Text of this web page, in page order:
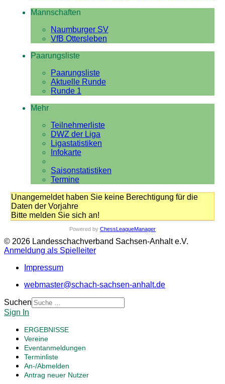
Mannschaften
Naumburger SV
VfB Ottersleben
Paarungsliste
Paarungsliste
Aktuelle Runde
Runde 1
Mehr
Teilnehmerliste
DWZ der Liga
Ligastatistiken
Infokarte
Saisonstatistiken
Termine
Unangemeldet haben Sie keine Berechtigung für die
Daten der Vorjahre
Bitte melden Sie sich an!
Powered by ChessLeagueManager
© 2026 Landesschachverband Sachsen-Anhalt e.V.
Anmeldung als Spielleiter
Impressum
webmaster@schach-sachsen-anhalt.de
Suchen
Sign In
ERGEBNISSE
Vereine
Eventanmeldungen
Terminliste
An-/Abmelden
Antrag neuer Nutzer